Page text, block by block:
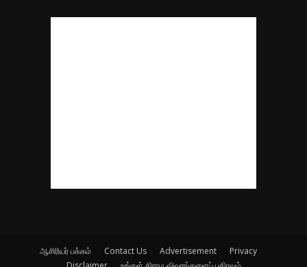
ஆசிரியர் பக்கம் Contact Us Advertisement
Privacy